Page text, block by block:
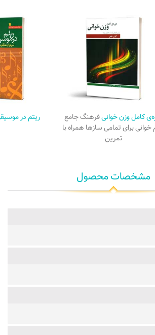
کامل وزن خوانیفرهنگ جامع
خوانی برای تمامی سازها همراه با
تمرین
ریتم در
مشخصات محصول